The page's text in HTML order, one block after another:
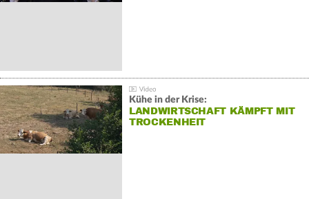
Kühe in der Krise:
LANDWIRTSCHAFT KÄMPFT MIT
TROCKENHEIT